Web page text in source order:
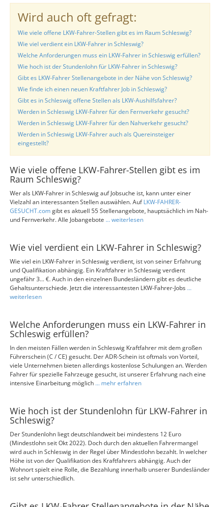
Wird auch oft gefragt:
Wie viele offene LKW-Fahrer-Stellen gibt es im Raum Schleswig?
Wie viel verdient ein LKW-Fahrer in Schleswig?
Welche Anforderungen muss ein LKW-Fahrer in Schleswig erfüllen?
Wie hoch ist der Stundenlohn für LKW-Fahrer in Schleswig?
Gibt es LKW-Fahrer Stellenangebote in der Nähe von Schleswig?
Wie finde ich einen neuen Kraftfahrer Job in Schleswig?
Gibt es in Schleswig offene Stellen als LKW-Aushilfsfahrer?
Werden in Schleswig LKW-Fahrer für den Fernverkehr gesucht?
Werden in Schleswig LKW-Fahrer für den Nahverkehr gesucht?
Werden in Schleswig LKW-Fahrer auch als Quereinsteiger
eingestellt?
Wie viele offene LKW-Fahrer-Stellen gibt es im
Raum Schleswig?
Wer als LKW-Fahrer in Schleswig auf Jobsuche ist, kann unter einer
Vielzahl an interessanten Stellen auswählen. AufLKW-FAHRER-
GESUCHT.comgibt es aktuell 55 Stellenangebote, hauptsächlich im Nah-
und Fernverkehr. Alle Jobangebote ... weiterlesen
Wie viel verdient ein LKW-Fahrer in Schleswig?
Wie viel ein LKW-Fahrer in Schleswig verdient, ist von seiner Erfahrung
und Qualifikation abhängig. Ein Kraftfahrer in Schleswig verdient
ungefähr 3... €. Auch in den einzelnen Bundesländern gibt es deutliche
Gehaltsunterschiede. Jetzt die interessantesten LKW-Fahrer-Jobs ...
weiterlesen
Welche Anforderungen muss ein LKW-Fahrer in
Schleswig erfüllen?
In den meisten Fällen werden in Schleswig Kraftfahrer mit dem großen
Führerschein (C / CE) gesucht. Der ADR-Schein ist oftmals von Vorteil,
viele Unternehmen bieten allerdings kostenlose Schulungen an. Werden
Fahrer für spezielle Fahrzeuge gesucht, ist unserer Erfahrung nach eine
intensive Einarbeitung möglich ... mehr erfahren
Wie hoch ist der Stundenlohn für LKW-Fahrer in
Schleswig?
Der Stundenlohn liegt deutschlandweit bei mindestens 12 Euro
(Mindestlohn seit Okt 2022). Doch durch den aktuellen Fahrermangel
wird auch in Schleswig in der Regel über Mindestlohn bezahlt. In welcher
Höhe ist von der Qualifikation des Kraftfahrers abhängig. Auch der
Wohnort spielt eine Rolle, die Bezahlung innerhalb unserer Bundesländer
ist sehr unterschiedlich.